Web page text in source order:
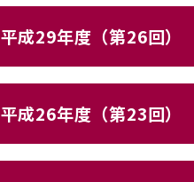
平成29年度（第26回）
平成26年度（第23回）